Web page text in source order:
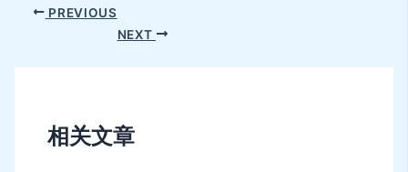
PREVIOUS
NEXT
相关文章